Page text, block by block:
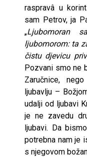
raspravâ u
sam Petrov, ja
„Ljubomoran
ljubomorom: ta
čistu djevicu
Pozvani smo ne
Zaručnice,
ljubavlju –
udalji od ljubavi
je ne zavedu
ljubavi. Da
potrebna nam je
s njegovom